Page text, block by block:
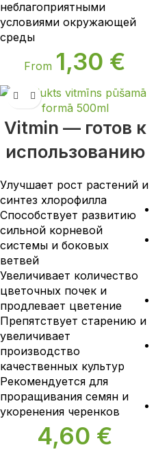
неблагоприятными
условиями окружающей
среды
From 1,30 €
Vitmin — готов к
использованию
Улучшает рост растений и
синтез хлорофилла
Способствует развитию
сильной корневой
системы и боковых
ветвей
Увеличивает количество
цветочных почек и
продлевает цветение
Препятствует старению и
увеличивает
производство
качественных культур
Рекомендуется для
проращивания семян и
укоренения черенков
4,60 €